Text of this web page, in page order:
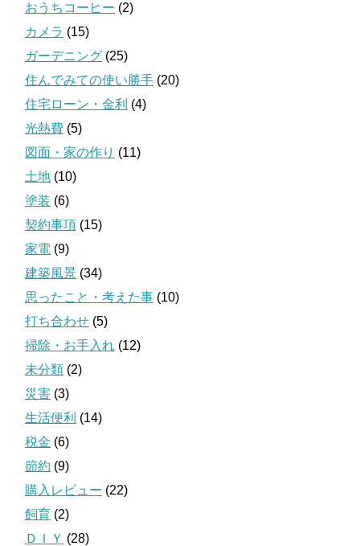
おうちコーヒー (2)
カメラ (15)
ガーデニング (25)
住んでみての使い勝手 (20)
住宅ローン・金利 (4)
光熱費 (5)
図面・家の作り (11)
土地 (10)
塗装 (6)
契約事項 (15)
家電 (9)
建築風景 (34)
思ったこと・考えた事 (10)
打ち合わせ (5)
掃除・お手入れ (12)
未分類 (2)
災害 (3)
生活便利 (14)
税金 (6)
節約 (9)
購入レビュー (22)
飼育 (2)
ＤＩＹ (28)